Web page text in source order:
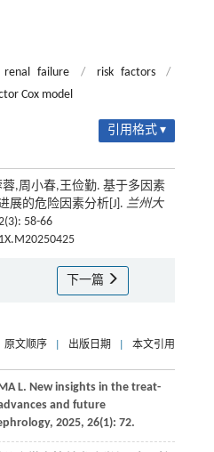
renal failure / risk factors
/
Cox model
引用格式 ▾
,周小春,王俭勤. 基于多因素
展的危险因素分析[J]. 兰州大
58-66
下一篇
原文顺序 出版日期 本文引用
L. New insights in the treat-
and future
, 2025, 26(1): 72.